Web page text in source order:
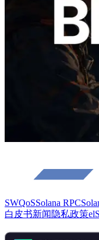
SWQoSSolana RPC
白皮书新闻 隐私政策